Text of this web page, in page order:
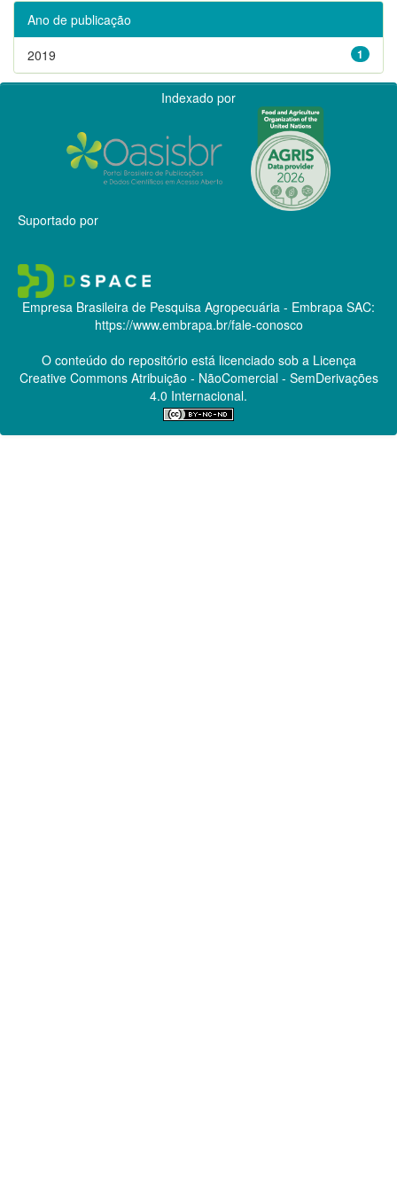
Ano de publicação
1
2019
Indexado por
Suportado por
Empresa Brasileira de Pesquisa Agropecuária - Embrapa SAC:
https://www.embrapa.br/fale-conosco
O conteúdo do repositório está licenciado sob a Licença
Creative CommonsAtribuição - NãoComercial - SemDerivações
4.0 Internacional.